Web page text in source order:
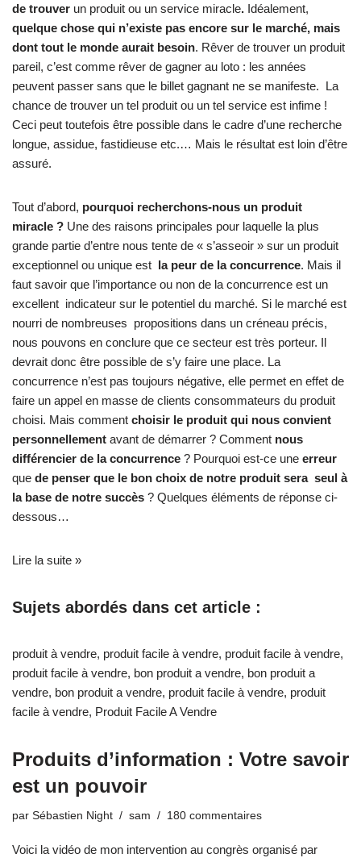
de trouver un produit ou un service miracle. Idéalement,
quelque chose qui n’existe pas encore sur le marché, mais
dont tout le monde aurait besoin. Rêver de trouver un produit
pareil, c’est comme rêver de gagner au loto : les années
peuvent passer sans que le billet gagnant ne se manifeste. La
chance de trouver un tel produit ou un tel service est infime !
Ceci peut toutefois être possible dans le cadre d’une recherche
longue, assidue, fastidieuse etc.… Mais le résultat est loin d’être
assuré.
Tout d’abord, pourquoi recherchons-nous un produit
miracle ? Une des raisons principales pour laquelle la plus
grande partie d’entre nous tente de « s’asseoir » sur un produit
exceptionnel ou unique est la peur de la concurrence. Mais il
faut savoir que l’importance ou non de la concurrence est un
excellent indicateur sur le potentiel du marché. Si le marché est
nourri de nombreuses propositions dans un créneau précis,
nous pouvons en conclure que ce secteur est très porteur. Il
devrait donc être possible de s’y faire une place. La
concurrence n’est pas toujours négative, elle permet en effet de
faire un appel en masse de clients consommateurs du produit
choisi. Mais comment choisir le produit qui nous convient
personnellement avant de démarrer ? Comment nous
différencier de la concurrence ? Pourquoi est-ce une erreur
que de penser que le bon choix de notre produit sera seul à
la base de notre succès ? Quelques éléments de réponse ci-
dessous…
Lire la suite »
Sujets abordés dans cet article :
produit à vendre, produit facile à vendre, produit facile à vendre,
produit facile à vendre, bon produit a vendre, bon produit a
vendre, bon produit a vendre, produit facile à vendre, produit
facile à vendre, Produit Facile A Vendre
Produits d’information : Votre savoir
est un pouvoir
par Sébastien Night sam 180 commentaires
Voici la vidéo de mon intervention au congrès organisé par